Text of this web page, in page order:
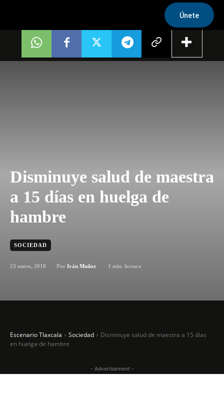
Únete
Disminuye salud de maestra
a 15 días en huelga de
hambre
SOCIEDAD
23 enero, 2018 Por Iván Muñoz 1 min. lectura
Escenario Tlaxcala Sociedad
Disminuye salud de maestra a 15 días
en huelga de hambre
- Advertisement -